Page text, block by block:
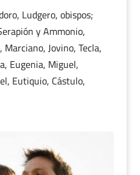
Ludgero, obispos;
y Ammonio,
Jovino, Tecla,
Eugenia, Miguel,
Eutiquio, Cástulo,